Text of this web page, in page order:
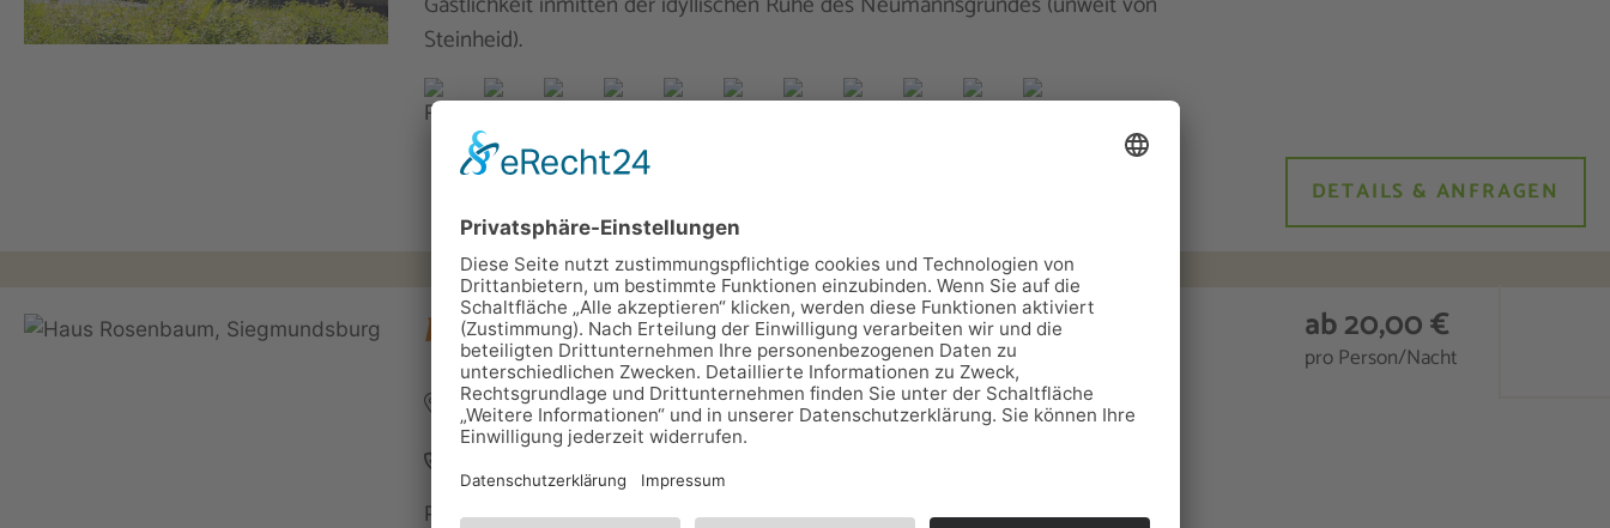
Steinheid).
DETAILS & ANFRAGEN
Haus Rosenbaum am Rennsteig
Hiftenberg 3, 98724 Neuhaus am Rennweg
OT Siegmundsburg
Personen: 49
ab 20,00 €
pro Person/Nacht